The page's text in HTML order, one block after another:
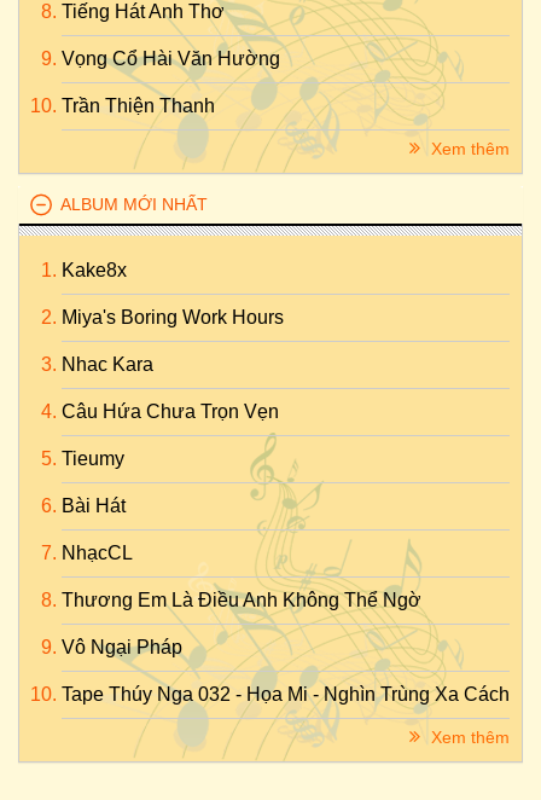
Tiếng Hát Anh Thơ
Vọng Cổ Hài Văn Hường
Trần Thiện Thanh
Xem thêm
ALBUM MỚI NHẤT
Kake8x
Miya's Boring Work Hours
Nhac Kara
Câu Hứa Chưa Trọn Vẹn
Tieumy
Bài Hát
NhạcCL
Thương Em Là Điều Anh Không Thể Ngờ
Vô Ngại Pháp
Tape Thúy Nga 032 - Họa Mi - Nghìn Trùng Xa Cách
Xem thêm